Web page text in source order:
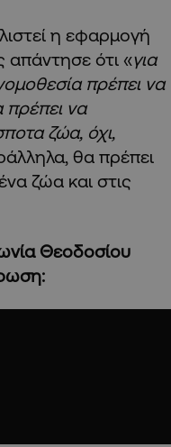
η εφαρμογή
απάντησε ότι «για
πρέπει να
πρέπει να
ζώα, όχι,
θα πρέπει
ζώα και στις
Θεοδοσίου